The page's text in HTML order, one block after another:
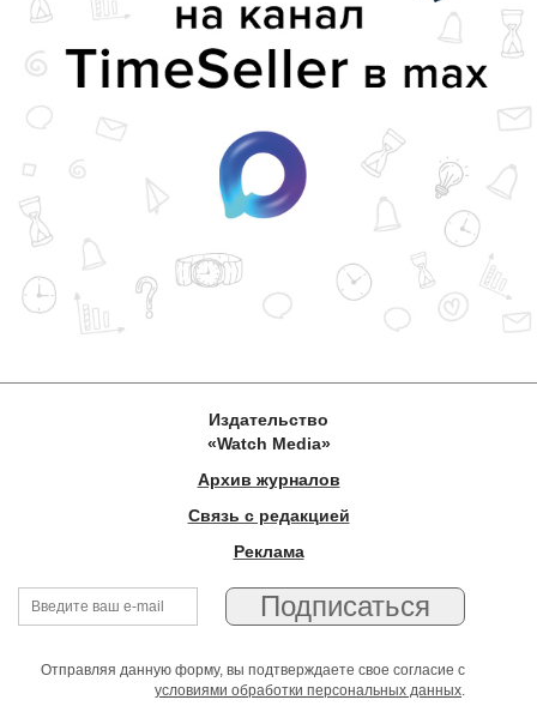
Издательство
«Watch Media»
Архив журналов
Связь с редакцией
Реклама
Отправляя данную форму, вы подтверждаете свое согласие с
условиями обработки персональных данных.